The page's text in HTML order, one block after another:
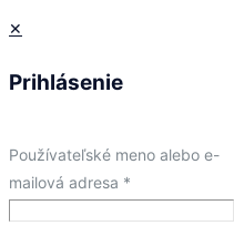
✕
Prihlásenie
Používateľské meno alebo e-
mailová adresa *